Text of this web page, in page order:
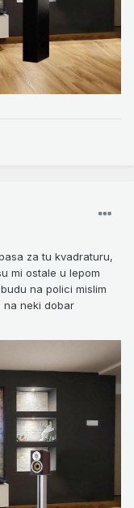
za tu kvadraturu,
mi ostale u lepom
na polici mislim
na neki dobar